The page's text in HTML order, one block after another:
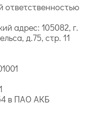
ответственностью
адрес: 105082, г.
д.75, стр. 11
в ПАО АКБ